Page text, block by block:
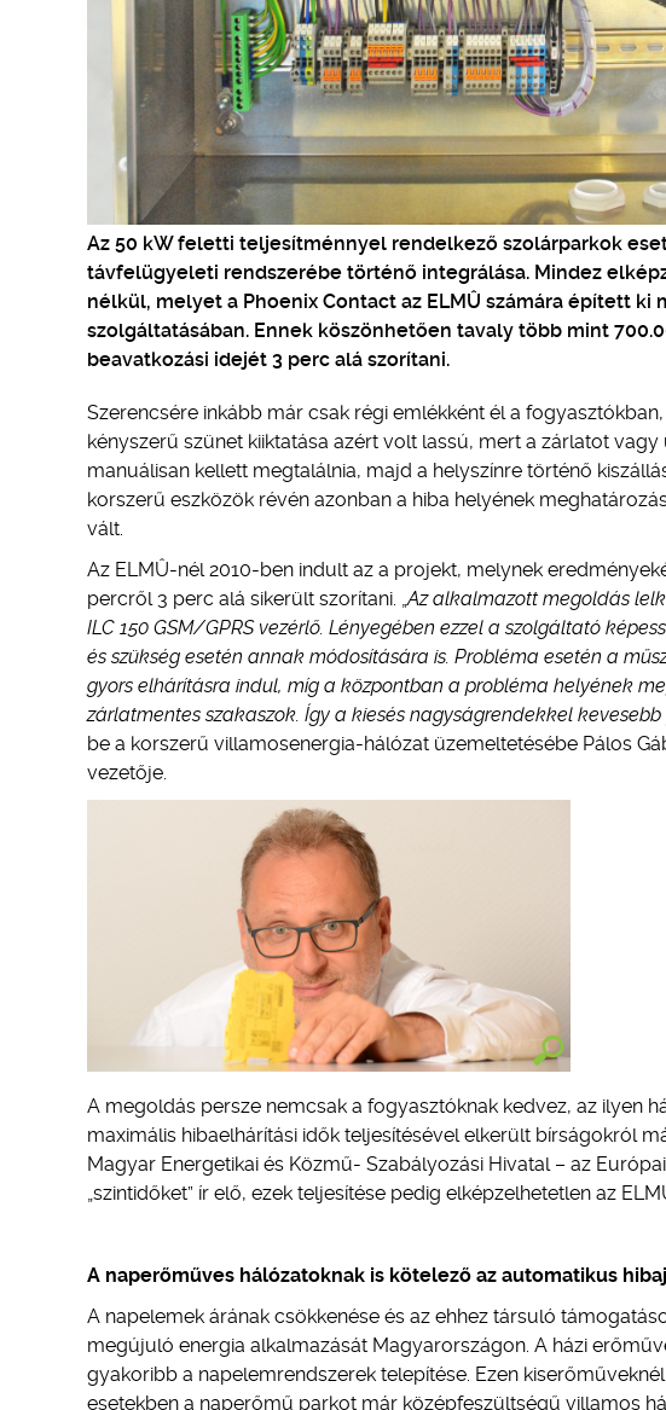
Az 50 kW feletti teljesítménnyel rendelkező szolárparkok
távfelügyeleti rendszerébe történő integrálása. Mindez
nélkül, melyet a Phoenix Contact az ELMÛ számára épített
szolgáltatásában. Ennek köszönhetően tavaly több mint
beavatkozási idejét 3 perc alá szorítani.
Szerencsére inkább már csak régi emlékként él a
kényszerű szünet kiiktatása azért volt lassú, mert a zárlatot
manuálisan kellett megtalálnia, majd a helyszínre történő
korszerű eszközök révén azonban a hiba helyének
vált.
Az ELMÛ-nél 2010-ben indult az a projekt, melynek
percről 3 perc alá sikerült szorítani. „Az alkalmazott megoldás
ILC 150 GSM/GPRS vezérlő. Lényegében ezzel a szolgáltató
és szükség esetén annak módosítására is. Probléma esetén a
gyors elhárításra indul, míg a központban a probléma helyének
zárlatmentes szakaszok. Így a kiesés nagyságrendekkel
be a korszerű villamosenergia-hálózat üzemeltetésébe Pálos
vezetője.
A megoldás persze nemcsak a fogyasztóknak kedvez, az ilyen
maximális hibaelhárítási idők teljesítésével elkerült bírságokról
Magyar Energetikai és Közmű- Szabályozási Hivatal – az
„szintidőket” ír elő, ezek teljesítése pedig elképzelhetetlen az
A naperőműves hálózatoknak is kötelező az automatikus
A napelemek árának csökkenése és az ehhez társuló
megújuló energia alkalmazását Magyarországon. A házi
gyakoribb a napelemrendszerek telepítése. Ezen
esetekben a naperőmű parkot már középfeszültségű villamos